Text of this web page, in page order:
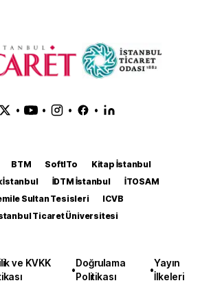
• • • •
BTM SoftITo
Kitap İstanbul
İstanbul
İDTM İstanbul
İTOSAM
Sultan Tesisleri
ICVB
Ticaret Üniversitesi
ve KVKK
•
Doğrulama
Politikası
•
Yayın
İlkeleri